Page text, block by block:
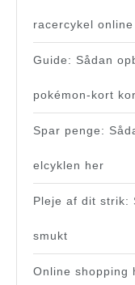
racercykel online
Guide: Sådan
pokémon-kort
Spar penge:
elcyklen her
Pleje af dit strik:
smukt
Online shopping